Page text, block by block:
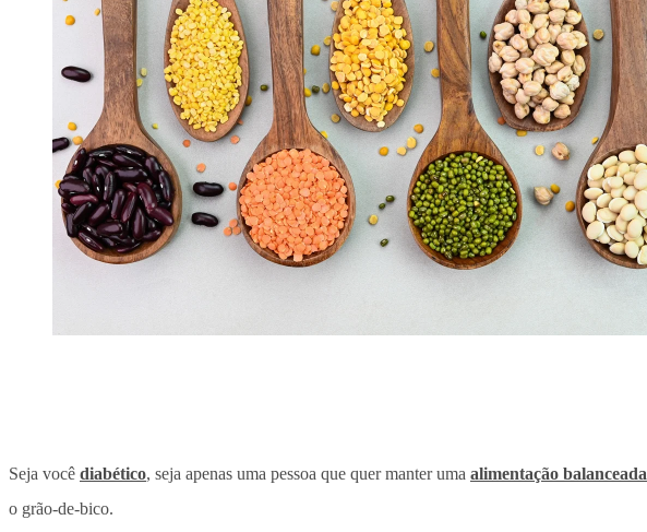
Seja você diabético, seja apenas uma pessoa que quer manter uma alimentação balanceada
o grão-de-bico.